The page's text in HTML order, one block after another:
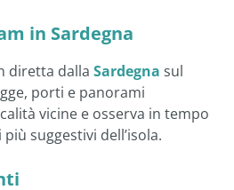
in Sardegna
diretta dalla Sardegna sul
porti e panorami
vicine e osserva in tempo
suggestivi dell’isola.